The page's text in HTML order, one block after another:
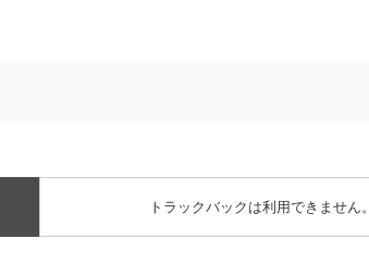
トラックバックは利用できません。